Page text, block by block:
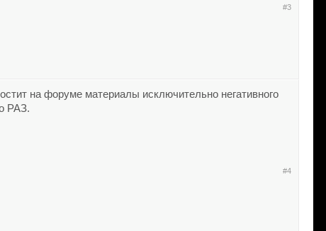
#3
на форуме материалы исключительно негативного
РАЗ.
#4